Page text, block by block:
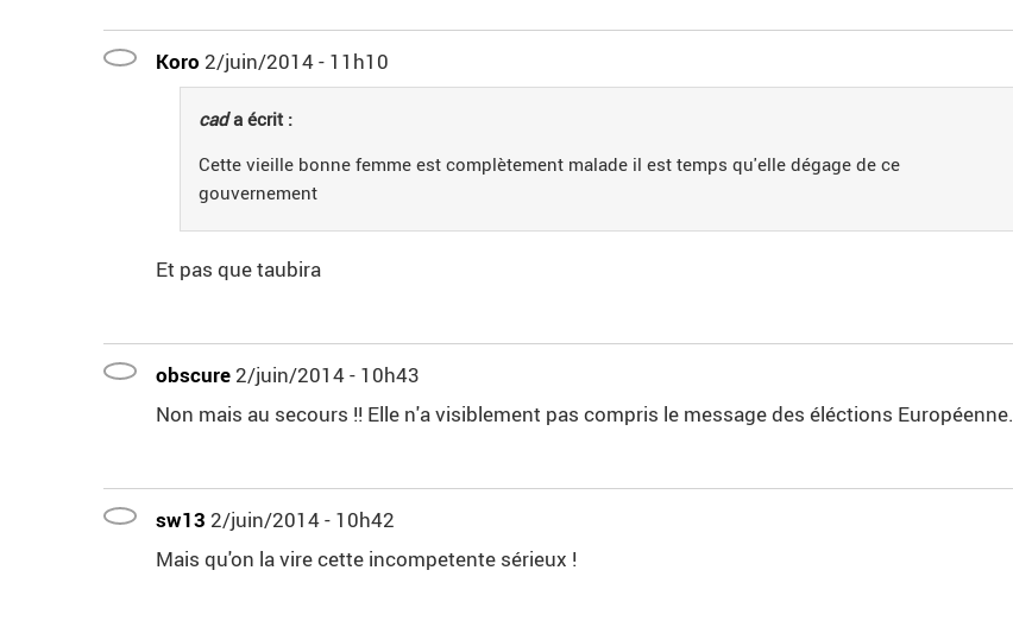
Koro 2/juin/2014 - 11h10
cada écrit :
Cette vieille bonne femme est complètement malade il est temps qu'elle dégage de ce
gouvernement
Et pas que taubira
obscure 2/juin/2014 - 10h43
Non mais au secours !! Elle n'a visiblement pas compris le message des éléctions Européenne.
sw13 2/juin/2014 - 10h42
Mais qu'on la vire cette incompetente sérieux !